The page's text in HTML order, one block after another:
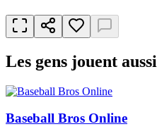
Les gens jouent aussi
Baseball Bros Online